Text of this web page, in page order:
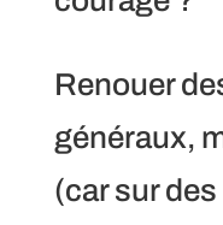
Renouer
généraux,
(car sur